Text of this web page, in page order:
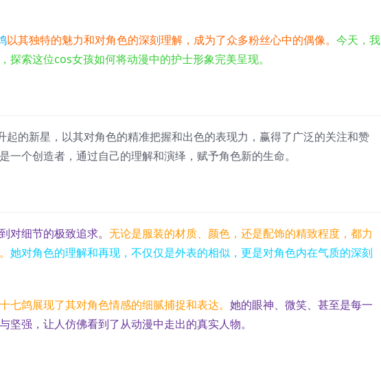
以其独特的魅力和对角色的深刻理解，成为了众多粉丝心中的偶像。 今天，我
探索这位cos女孩如何将动漫中的护士形象完美呈现。
起的新星，以其对角色的精准把握和出色的表现力，赢得了广泛的关注和赞
一个创造者，通过自己的理解和演绎，赋予角色新的生命。
对细节的极致追求。 无论是服装的材质、颜色，还是配饰的精致程度，都力
她对角色的理解和再现，不仅仅是外表的相似，更是对角色内在气质的深刻
七鸽展现了其对角色情感的细腻捕捉和表达。 她的眼神、微笑、甚至是每一
坚强，让人仿佛看到了从动漫中走出的真实人物。